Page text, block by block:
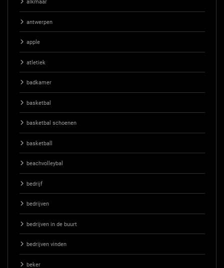
alkmaar
antwerpen
apple
atletiek
badkamer
basketbal
basketbal schoenen
basketball
beachvolleybal
bedrijf
bedrijven
bedrijven in de buurt
bedrijven vinden
beker